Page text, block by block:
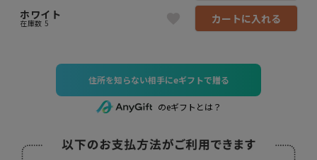
ホワイト
在庫数 5 カートに入れる
住所を知らない相手にeギフトで贈る
のeギフトとは？